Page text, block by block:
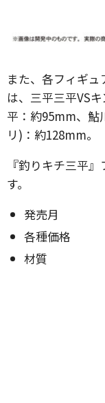
また、各フィギ
は、三平三平VS
平：約95mm、鮎
リ)：約128mm。
『釣りキチ三平
す。
発売月 ：
各種価格 ：
材質 ：